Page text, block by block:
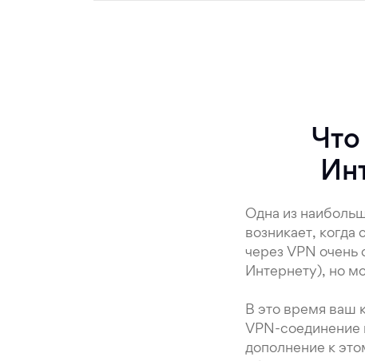
Одна из
возникает,
через VPN очень
Интернету), но
В это время ваш
VPN-соединение
дополнение к